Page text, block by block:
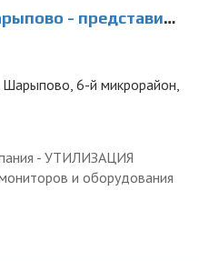
ООО Ведущая Утилизирующая Компания
Шарыпово, 6-й микрорайон,
- УТИЛИЗАЦИЯ
и оборудования